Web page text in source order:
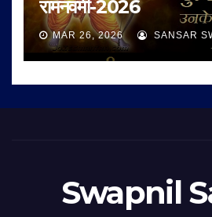
रामनवमी-2026
MAR 26, 2026 SANSAR
Swapnil